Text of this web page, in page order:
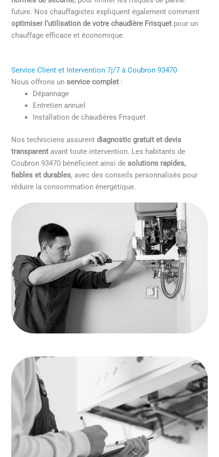
future. Nos chauffagistes expliquent également comment
optimiser l’utilisation de votre chaudière Frisquet pour un
chauffage efficace et économique.
Service Client et Intervention 7j/7 à Coubron 93470
Nous offrons unservice complet :
Dépannage
Entretien annuel
Installation de chaudières Frisquet
Nos techniciens assurentdiagnostic gratuit et devis
transparent avant toute intervention. Les habitants de
Coubron 93470 bénéficient ainsi desolutions rapides,
fiables et durables, avec des conseils personnalisés pour
réduire la consommation énergétique.